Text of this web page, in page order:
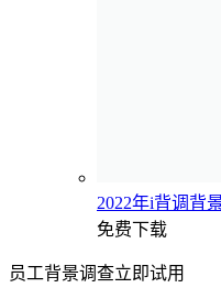
2022年i背调背
免费下载
员工背景调查立即试用